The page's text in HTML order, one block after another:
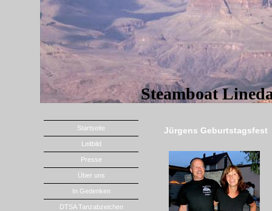
Steamboat
Startseite
Leitbild
Presse
Über uns
In Gedenken
DTSA Tanzabzeichen
Jürgens Geburtstagsfest